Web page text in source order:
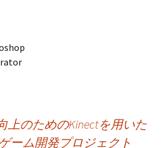
上のためのKinectを用いた
ーム開発プロジェクト